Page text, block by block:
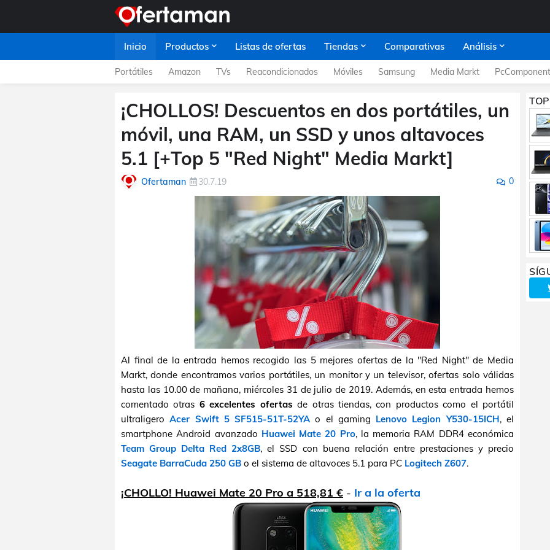
Inicio Productos Listas de ofertas Tiendas Comparativas Análisis
Portátiles Amazon TVs Reacondicionados Móviles Samsung Media Markt
¡CHOLLOS! Descuentos en dos portátiles, un
móvil, una RAM, un SSD y unos altavoces
5.1 [+Top 5 "Red Night" Media Markt]
Ofertaman 30.7.19 0
Al final de la entrada hemos recogido las 5 mejores ofertas de la "Red Night" de Media
Markt, donde encontramos varios portátiles, un monitor y un televisor, ofertas solo válidas
hasta las 10.00 de mañana, miércoles 31 de julio de 2019. Además, en esta entrada hemos
comentado otras 6 excelentes ofertas de otras tiendas, con productos como el portátil
ultraligeroAcer Swift 5 SF515-51T-52YA o el gaming Lenovo Legion Y530-15ICH, el
smartphone Android avanzado Huawei Mate 20 Pro, la memoria RAM DDR4 económica
Team Group Delta Red 2x8GB, el SSD con buena relación entre prestaciones y precio
Seagate BarraCuda 250 GB o el sistema de altavoces 5.1 para PC Logitech Z607.
¡CHOLLO! Huawei Mate 20 Pro a 518,81 € - Ir a la oferta